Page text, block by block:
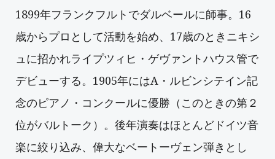
1899年フランクフルトでダルベールに師事。16
歳からプロとして活動を始め、17歳のときニキシ
ュに招かれライプツィヒ・ゲヴァントハウス管で
デビューする。1905年にはA・ルビンシテイン記
念のピアノ・コンクールに優勝（このときの第２
位がバルトーク）。後年演奏はほとんどドイツ音
楽に絞り込み、偉大なベートーヴェン弾きとし